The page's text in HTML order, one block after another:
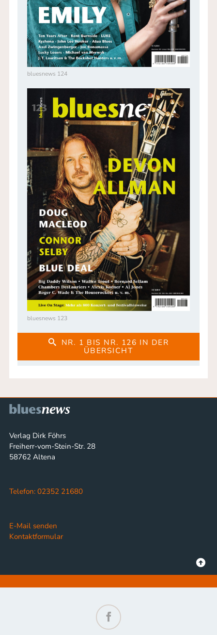
bluesnews 124
bluesnews 123
NR. 1 BIS NR. 126 IN DER
ÜBERSICHT
Verlag Dirk Föhrs
Freiherr-vom-Stein-Str. 28
58762 Altena
Telefon: 02352 21680
E-Mail senden
Kontaktformular